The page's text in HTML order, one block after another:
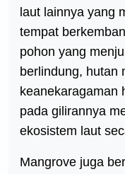
laut lainnya yang
tempat
pohon yang
berlindung, hutan
keanekaragaman
pada gilirannya
ekosistem laut
Mangrove juga